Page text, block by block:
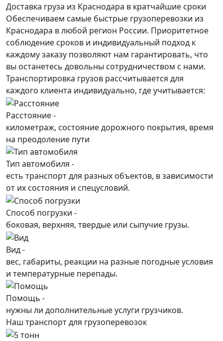
Доставка груза из Краснодара в кратчайшие сроки
Обеспечиваем самые быстрые грузоперевозки из
Краснодара в любой регион России. Приоритетное
соблюдение сроков и индивидуальный подход к
каждому заказу позволяют нам гарантировать, что
вы останетесь довольны сотрудничеством с нами.
Транспортировка грузов рассчитывается для
каждого клиента индивидуально, где учитывается:
Расстояние -
километраж, состояние дорожного покрытия, время
на преодоление пути
Тип автомобиля -
есть транспорт для разных объектов, в зависимости
от их состояния и спецусловий.
Способ погрузки -
боковая, верхняя, твердые или сыпучие грузы.
Вид -
вес, габариты, реакции на разные погодные условия
и температурные перепады.
Помощь -
нужны ли дополнительные услуги грузчиков.
Наш транспорт для грузоперевозок